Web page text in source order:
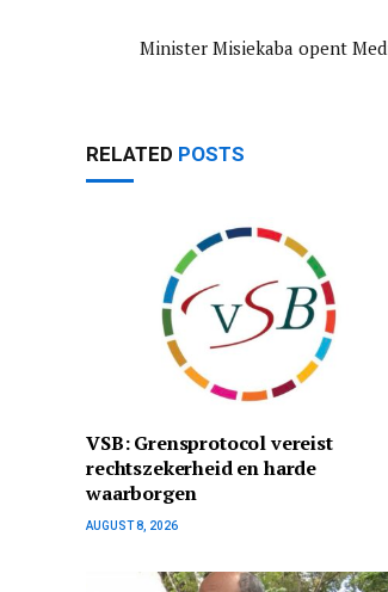
Minister Misiekaba opent
RELATED POSTS
VSB: Grensprotocol vereist
rechtszekerheid en harde
waarborgen
AUGUST 8, 2026